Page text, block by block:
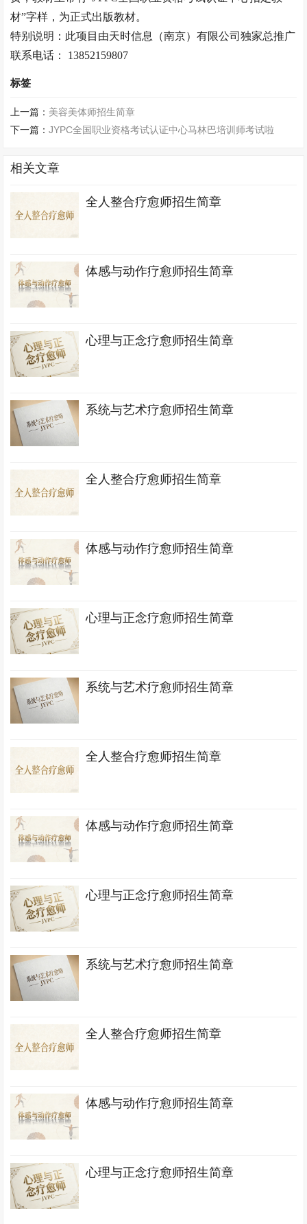
材”字样，为正式出版教材。
特别说明：此项目由天时信息（南京）有限公司独家总推广
联系电话： 13852159807
标签
上一篇： 美容美体师招生简章
下一篇：JYPC全国职业资格考试认证中心马林巴培训师考试啦
相关文章
全人整合疗愈师招生简章
体感与动作疗愈师招生简章
心理与正念疗愈师招生简章
系统与艺术疗愈师招生简章
全人整合疗愈师招生简章
体感与动作疗愈师招生简章
心理与正念疗愈师招生简章
系统与艺术疗愈师招生简章
全人整合疗愈师招生简章
体感与动作疗愈师招生简章
心理与正念疗愈师招生简章
系统与艺术疗愈师招生简章
全人整合疗愈师招生简章
体感与动作疗愈师招生简章
心理与正念疗愈师招生简章